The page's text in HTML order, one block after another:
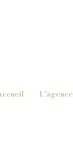
L’agence